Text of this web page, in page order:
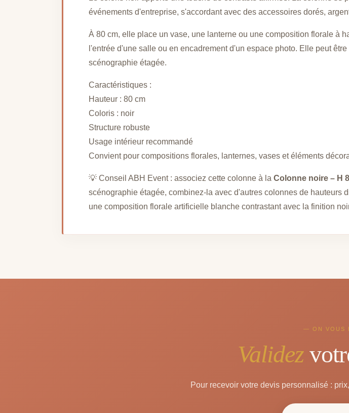
événements d'entreprise, s'accordant avec des accessoires dorés,
À 80 cm, elle place un vase, une lanterne ou une composition florale à
l'entrée d'une salle ou en encadrement d'un espace photo. Elle peut
scénographie étagée.
Caractéristiques :
Hauteur : 80 cm
Coloris : noir
Structure robuste
Usage intérieur recommandé
Convient pour compositions florales, lanternes, vases et éléments
💡 Conseil ABH Event : associez cette colonne à la Colonne noire – H
scénographie étagée, combinez-la avec d'autres colonnes de hauteurs
une composition florale artificielle blanche contrastant avec la finition
— ON VOUS
Validez
Pour recevoir votre devis personnalisé :